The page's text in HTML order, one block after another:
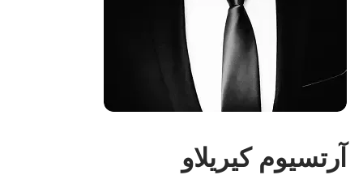
آرتسیوم کیریلاو